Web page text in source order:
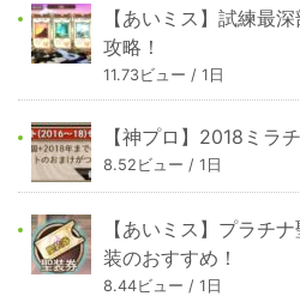
【あいミス】試練最
攻略！
11.73ビュー / 1日
【神プロ】2018ミラ
8.52ビュー / 1日
【あいミス】プラチ
装のおすすめ！
8.44ビュー / 1日